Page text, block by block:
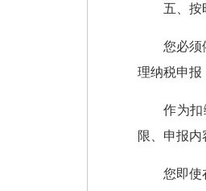
五、按
您必须
理纳税申报
作为
限、申报
您即使